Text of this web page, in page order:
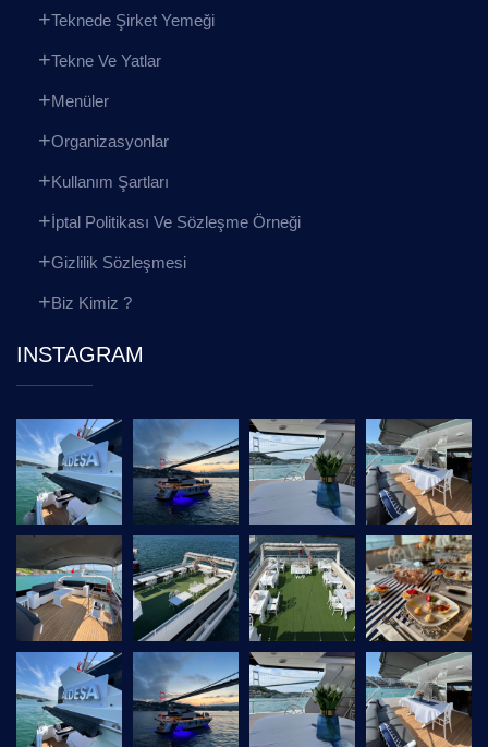
Teknede Şirket Yemeği
Tekne Ve Yatlar
Menüler
Organizasyonlar
Kullanım Şartları
İptal Politikası Ve Sözleşme Örneği
Gizlilik Sözleşmesi
Biz Kimiz ?
INSTAGRAM